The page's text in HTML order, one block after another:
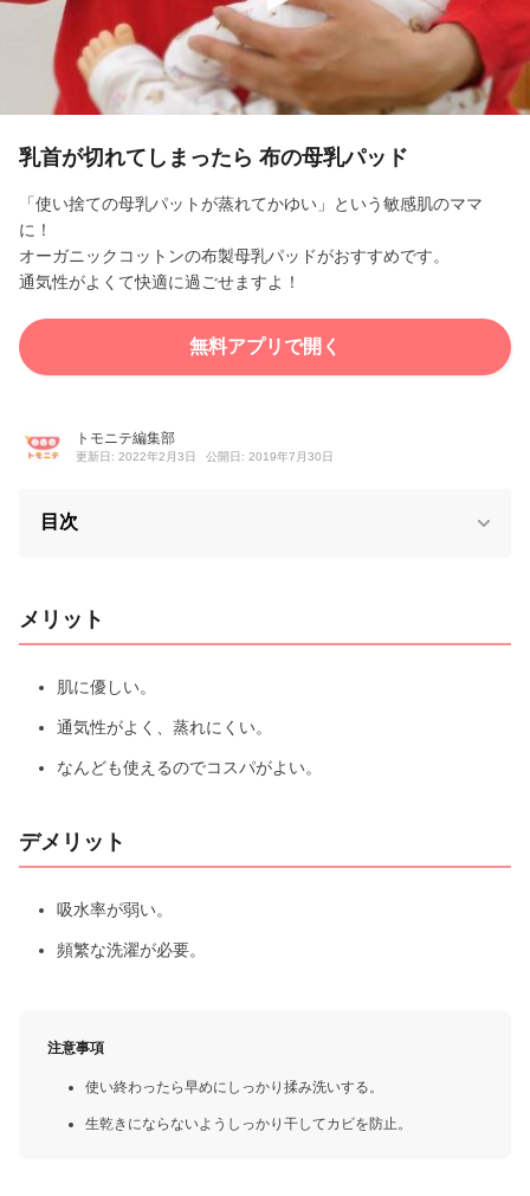
y
V
i
d
e
o
乳首が切れてしまったら 布の母乳パッド
「使い捨ての母乳パットが蒸れてかゆい」という敏感肌のママ
に！
オーガニックコットンの布製母乳パッドがおすすめです。
通気性がよくて快適に過ごせますよ！
無料アプリで開く
トモニテ編集部
更新日: 2022年2月3日 公開日: 2019年7月30日
目次
メリット
肌に優しい。
通気性がよく、蒸れにくい。
なんども使えるのでコスパがよい。
デメリット
吸水率が弱い。
頻繁な洗濯が必要。
注意事項
使い終わったら早めにしっかり揉み洗いする。
生乾きにならないようしっかり干してカビを防止。